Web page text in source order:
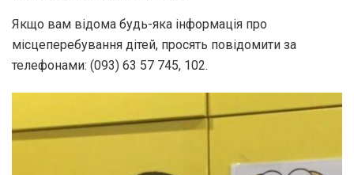
Якщо вам відома будь-яка інформація про
місцеперебування дітей, просять повідомити за
телефонами: (093) 63 57 745, 102.